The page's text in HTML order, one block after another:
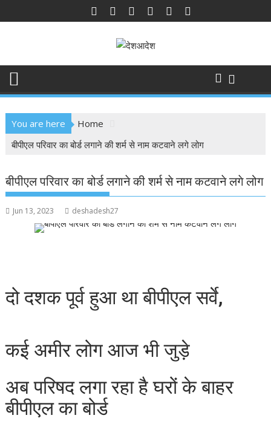
to
You are here
Home
बीपीएल परिवार का बोर्ड लगाने की शर्म से नाम कटवाने लगे लोग
बीपीएल परिवार का बोर्ड लगाने की शर्म से नाम कटवाने लगे लोग
Jun 13, 2023 deshadesh27
दो दशक पूर्व हुआ था बीपीएल सर्वे,
कई अमीर लोग आज भी जुड़े
अब परिषद लगा रहा है घरों के बाहर
बीपीएल का बोर्ड